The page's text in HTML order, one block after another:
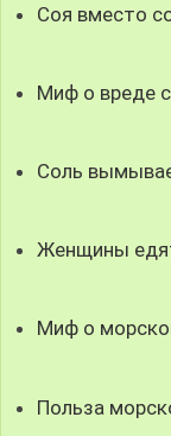
Соя вместо
Миф о вреде
Соль
Женщины
Миф о
Польза